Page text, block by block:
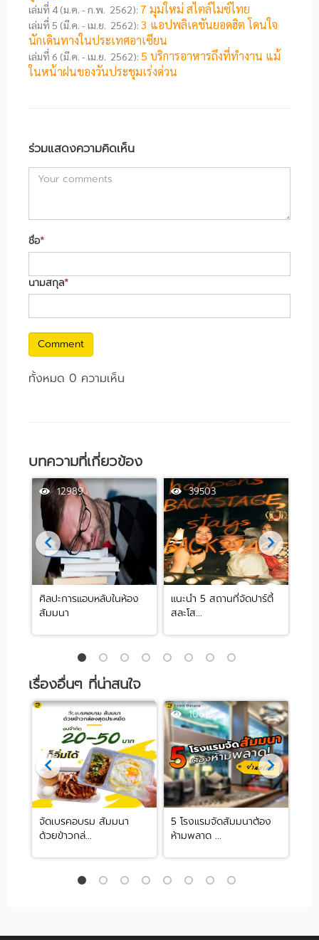
เล่มที่ 4 (ม.ค. - ก.พ. 2562): 7 มุมใหม่ สไตล์ไมซ์ไทย
เล่มที่ 5 (มี.ค. - เม.ย. 2562): 3 แอปพลิเคชันยอดฮิต โดนใจ
นักเดินทางในประเทศอาเซียน
เล่มที่ 6 (มี.ค. - เม.ย. 2562): 5 บริการอาหารถึงที่ทำงาน แม้
ในหน้าฝนของวันประชุมเร่งด่วน
ร่วมแสดงความคิดเห็น
ชื่อ*
นามสกุล*
Comment
ทั้งหมด 0 ความเห็น
บทความที่เกี่ยวข้อง
12989
ศิลปะการแอบหลับในห้อง
สัมมนา
39503
แนะนำ 5 สถานที่จัดปาร์ตี้
สละโส...
เรื่องอื่นๆ ที่น่าสนใจ
13547
จัดเบรคอบรม สัมมนา
ด้วยข้าวกล่...
10616
5 โรงแรมจัดสัมมนาต้อง
ห้ามพลาด ...